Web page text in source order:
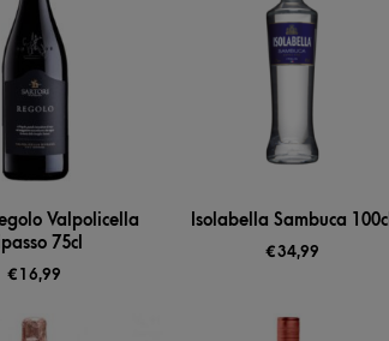
Valpolicella
75cl
€ 16,99
Isolabella Sambuca 100cl
€34,99